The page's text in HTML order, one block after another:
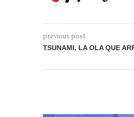
previous post
TSUNAMI, LA OLA QUE